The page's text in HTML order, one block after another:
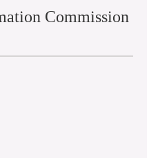
Commission